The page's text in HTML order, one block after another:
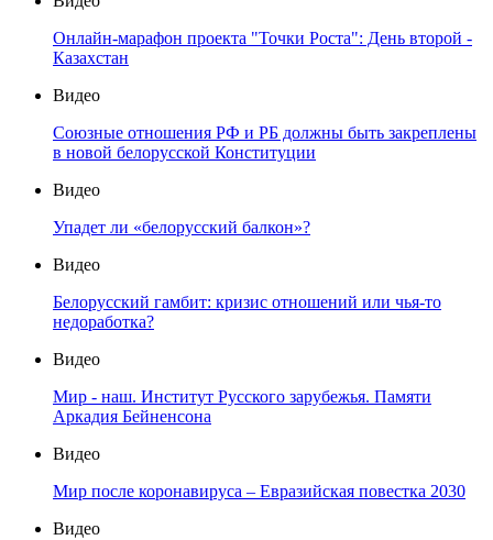
Онлайн-марафон проекта "Точки Роста": День второй -
Казахстан
Видео
Союзные отношения РФ и РБ должны быть закреплены
в новой белорусской Конституции
Видео
Упадет ли «белорусский балкон»?
Видео
Белорусский гамбит: кризис отношений или чья-то
недоработка?
Видео
Мир - наш. Институт Русского зарубежья. Памяти
Аркадия Бейненсона
Видео
Мир после коронавируса – Евразийская повестка 2030
Видео